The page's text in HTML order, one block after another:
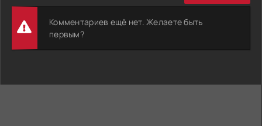
Комментариев ещё нет. Желаете быть
первым?